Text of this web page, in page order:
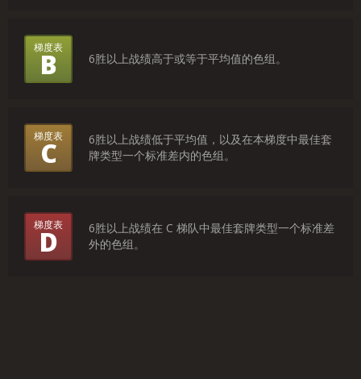
是
意
思？
梯度表
B 6胜以上战绩高于或等于平均值的色组。
梯度表
C
6胜以上战绩低于平均值，以及在本梯度中最佳套
牌类型一个标准差内的色组。
梯度表
D
6胜以上战绩在 C 梯队中最佳套牌类型一个标准差
外的色组。